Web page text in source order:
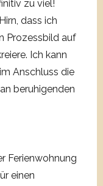
zu viel!
dass ich
Prozessbild auf
Ich kann
Anschluss die
beruhigenden
Ferienwohnung
einen